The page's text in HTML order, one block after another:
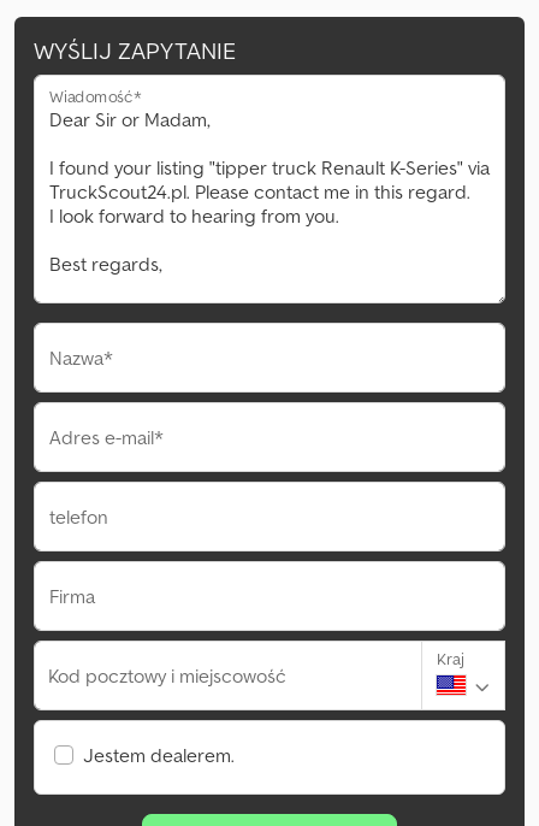
WYŚLIJ ZAPYTANIE
Wiadomość*
Nazwa*
Adres e-mail*
telefon
Firma
Kod pocztowy i miejscowość
Kraj
Jestem dealerem.